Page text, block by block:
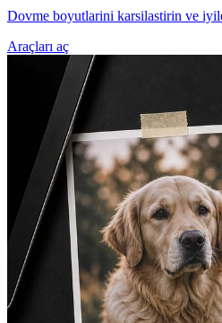
Dovme boyutlarini karsilastirin ve
Araçları aç